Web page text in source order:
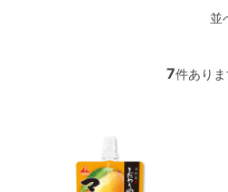
並
7件ありま